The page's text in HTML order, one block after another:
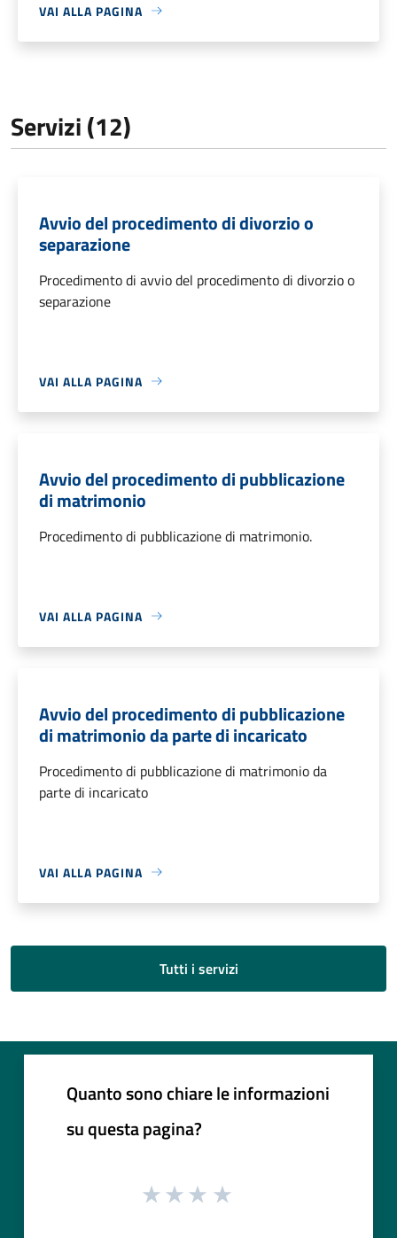
VAI ALLA PAGINA
Servizi (12)
Avvio del procedimento di divorzio o
separazione
Procedimento di avvio del procedimento di divorzio o
separazione
VAI ALLA PAGINA
Avvio del procedimento di pubblicazione
di matrimonio
Procedimento di pubblicazione di matrimonio.
VAI ALLA PAGINA
Avvio del procedimento di pubblicazione
di matrimonio da parte di incaricato
Procedimento di pubblicazione di matrimonio da
parte di incaricato
VAI ALLA PAGINA
Tutti i servizi
Quanto sono chiare le informazioni
su questa pagina?